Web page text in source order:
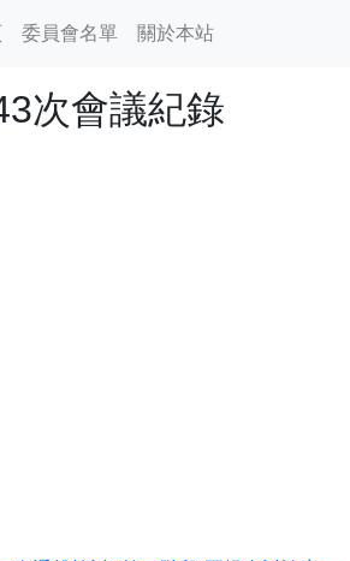
委員會名單 關於本站
次會議紀錄